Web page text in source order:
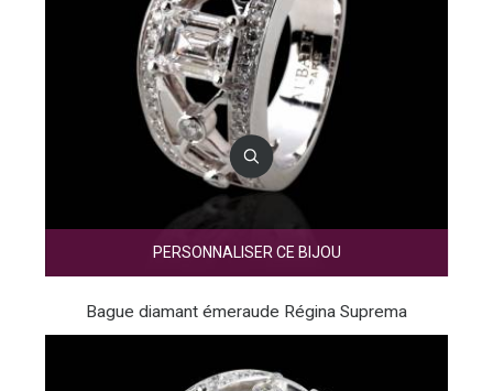
PERSONNALISER CE BIJOU
Bague diamant émeraude Régina Suprema